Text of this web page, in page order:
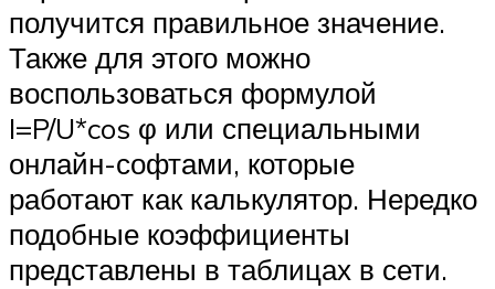
получится правильное значение.
Также для этого можно
воспользоваться формулой
I=P/U*cos φ или специальными
онлайн-софтами, которые
работают как калькулятор. Нередко
подобные коэффициенты
представлены в таблицах в сети.